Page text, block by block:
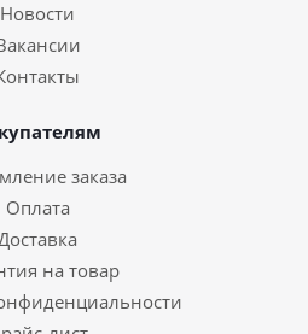
Новости
заказа
Оплата
на товар